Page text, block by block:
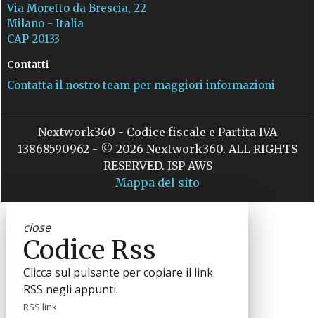
Via Moretto da Brescia, 22
Milano - Italia
CAP 20133
Contatti
Contatta il nostro team per maggiori informazioni
Nextwork360 - Codice fiscale e Partita IVA
13868590962 - © 2026 Nextwork360. ALL RIGHTS
RESERVED. ISP AWS
Mappa del sito
close
Codice Rss
Clicca sul pulsante per copiare il link
RSS negli appunti.
RSS link